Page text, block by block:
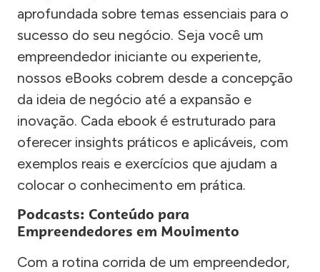
aprofundada sobre temas essenciais para o
sucesso do seu negócio. Seja você um
empreendedor iniciante ou experiente,
nossos eBooks cobrem desde a concepção
da ideia de negócio até a expansão e
inovação. Cada ebook é estruturado para
oferecer insights práticos e aplicáveis, com
exemplos reais e exercícios que ajudam a
colocar o conhecimento em prática.
Podcasts: Conteúdo para
Empreendedores em Movimento
Com a rotina corrida de um empreendedor,